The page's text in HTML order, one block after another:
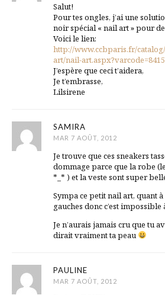
Salut!
Pour tes ongles, j’ai une
noir spécial « nail art » pour
Voici le lien:
http://www.ccbparis.fr/
art/nail-
J’espère que ceci t’aidera,
Je t’embrasse,
Lilsirene
SAMIRA
MAR 7 AOÛT, 2012
Je trouve que ces sneakers
dommage parce que la robe
*_* ) et la veste sont super
Sympa ce petit nail art, quant
gauches donc c’est
Je n’aurais jamais cru que tu
dirait vraiment ta peau
PAULINE
MAR 7 AOÛT, 2012